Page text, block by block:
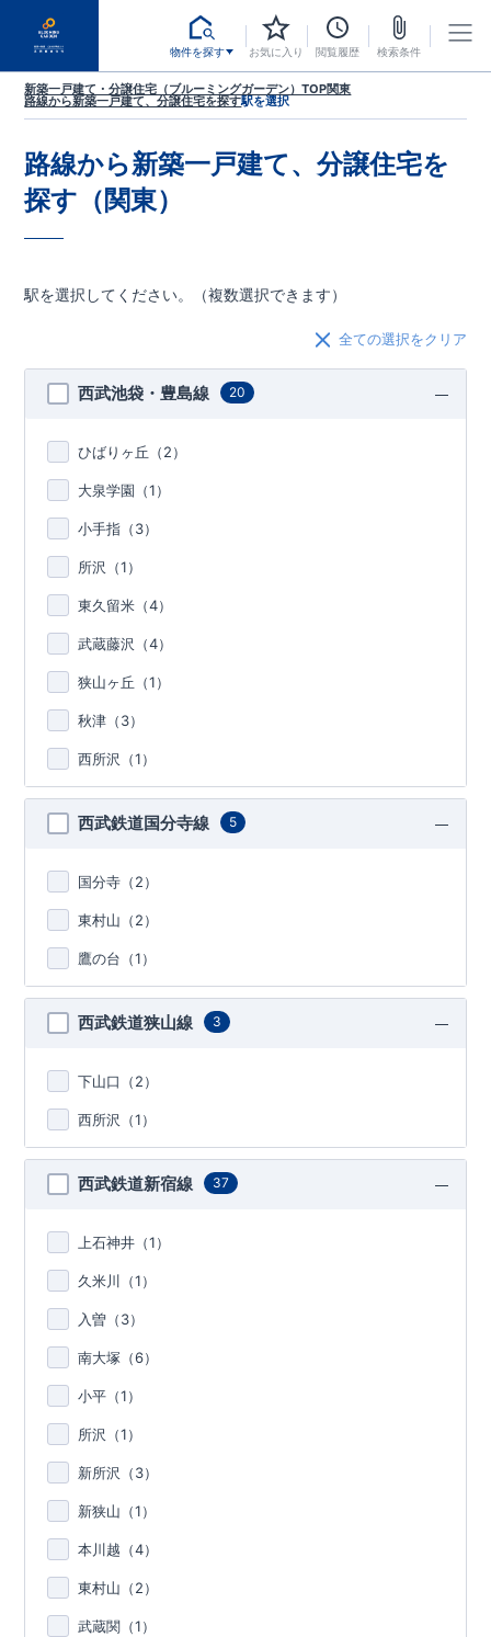
物件を探す お気に入り 閲覧履歴 検索条件
新築一戸建て・分譲住宅（ブルーミングガーデン）TOP関東
路線から新築一戸建て、分譲住宅を探す駅を選択
路線から新築一戸建て、分譲住宅を
探す（関東）
駅を選択してください。（複数選択できます）
全ての選択をクリア
西武池袋・豊島線 20
ひばりヶ丘（2）
大泉学園（1）
小手指（3）
所沢（1）
東久留米（4）
武蔵藤沢（4）
狭山ヶ丘（1）
秋津（3）
西所沢（1）
西武鉄道国分寺線 5
国分寺（2）
東村山（2）
鷹の台（1）
西武鉄道狭山線 3
下山口（2）
西所沢（1）
西武鉄道新宿線 37
上石神井（1）
久米川（1）
入曽（3）
南大塚（6）
小平（1）
所沢（1）
新所沢（3）
新狭山（1）
本川越（4）
東村山（2）
武蔵関（1）